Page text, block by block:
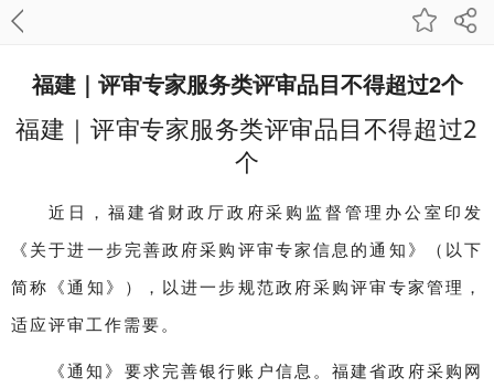
福建｜评审专家服务类评审品目不得超过2个
福建｜评审专家服务类评审品目不得超过2
个
近日，福建省财政厅政府采购监督管理办公室印发
《关于进一步完善政府采购评审专家信息的通知》（以下
简称《通知》），以进一步规范政府采购评审专家管理，
适应评审工作需要。
《通知》要求完善银行账户信息。福建省政府采购网